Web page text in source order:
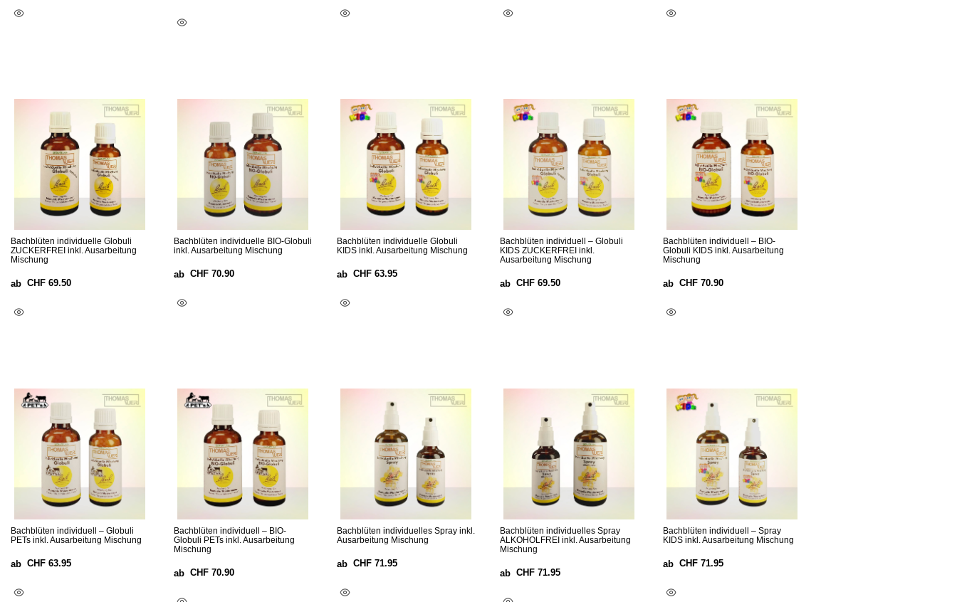
Bachblüten individuelle Globuli
ZUCKERFREI inkl. Ausarbeitung
Mischung
ab CHF 69.50
Bachblüten individuelle BIO-Globuli
inkl. Ausarbeitung Mischung
ab CHF 70.90
Bachblüten individuelle Globuli
KIDS inkl. Ausarbeitung Mischung
ab CHF 63.95
Bachblüten individuell – Globuli
KIDS ZUCKERFREI inkl.
Ausarbeitung Mischung
ab CHF 69.50
Bachblüten individuell – BIO-
Globuli KIDS inkl. Ausarbeitung
Mischung
ab CHF 70.90
Bachblüten individuell – Globuli
PETs inkl. Ausarbeitung Mischung
ab CHF 63.95
Bachblüten individuell – BIO-
Globuli PETs inkl. Ausarbeitung
Mischung
ab CHF 70.90
Bachblüten individuelles Spray inkl.
Ausarbeitung Mischung
ab CHF 71.95
Bachblüten individuelles Spray
ALKOHOLFREI inkl. Ausarbeitung
Mischung
ab CHF 71.95
Bachblüten individuell – Spray
KIDS inkl. Ausarbeitung Mischung
ab CHF 71.95